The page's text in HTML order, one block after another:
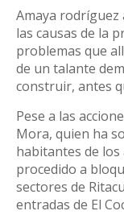
Amaya rodríguez
las causas de la
problemas que
de un talante
construir, antes
Pese a las
Mora, quien ha
habitantes de
procedido a
sectores de
entradas de El